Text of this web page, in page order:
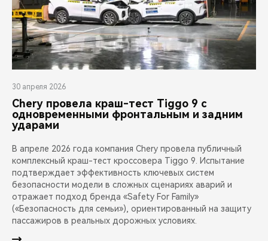
30 апреля 2026
Chery провела краш-тест Tiggo 9 с
одновременными фронтальным и задним
ударами
В апреле 2026 года компания Chery провела публичный
комплексный краш-тест кроссовера Tiggo 9. Испытание
подтверждает эффективность ключевых систем
безопасности модели в сложных сценариях аварий и
отражает подход бренда «Safety For Family»
(«Безопасность для семьи»), ориентированный на защиту
пассажиров в реальных дорожных условиях.